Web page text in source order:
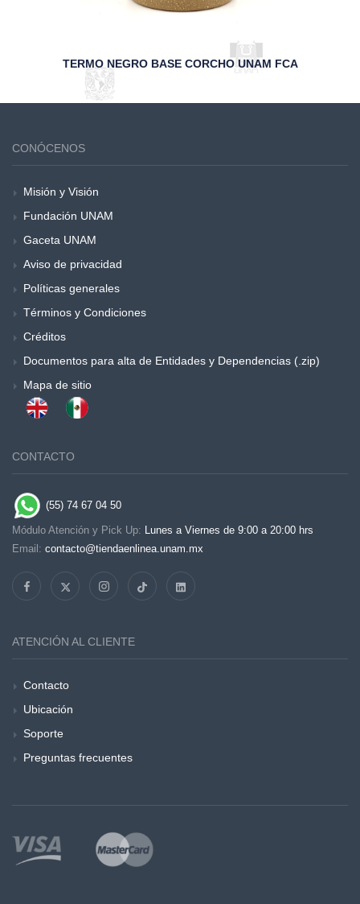
TERMO NEGRO BASE CORCHO UNAM FCA
CONÓCENOS
Misión y Visión
Fundación UNAM
Gaceta UNAM
Aviso de privacidad
Políticas generales
Términos y Condiciones
Créditos
Documentos para alta de Entidades y Dependencias (.zip)
Mapa de sitio
CONTACTO
(55) 74 67 04 50
Módulo Atención y Pick Up: Lunes a Viernes de 9:00 a 20:00 hrs
Email: contacto@tiendaenlinea.unam.mx
ATENCIÓN AL CLIENTE
Contacto
Ubicación
Soporte
Preguntas frecuentes